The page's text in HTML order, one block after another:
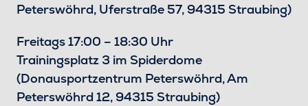
Peterswöhrd, Uferstraße 57, 94315 Straubing)
Freitags 17:00 – 18:30 Uhr
Trainingsplatz 3 im Spiderdome
(Donausportzentrum Peterswöhrd, Am
Peterswöhrd 12, 94315 Straubing)